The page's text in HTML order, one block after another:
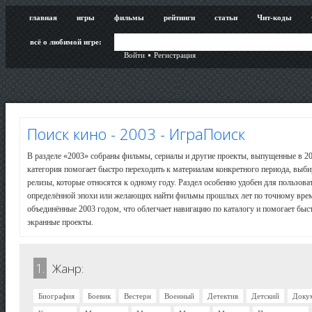
главная игры фильмы рейтинги статьи Чит-коды
всё о любимой игре:
Войти
Регистрация
Поиск кино - 2003 - ИграПоиск
В разделе «2003» собраны фильмы, сериалы и другие проекты, выпущенные в
категория помогает быстро переходить к материалам конкретного периода,
релизы, которые относятся к одному году. Раздел особенно удобен для
определённой эпохи или желающих найти фильмы прошлых лет по точному
объединённые 2003 годом, что облегчает навигацию по каталогу и помогает
экранные проекты.
1. Жанр:
Биография Боевик Вестерн Военный Детектив Детский